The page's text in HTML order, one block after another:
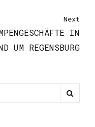
Next
IN
UM REGENSBURG